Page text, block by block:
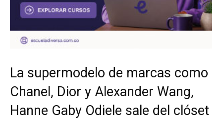
La supermodelo de marcas como
Chanel, Dior y Alexander Wang,
Hanne Gaby Odiele sale del clóset